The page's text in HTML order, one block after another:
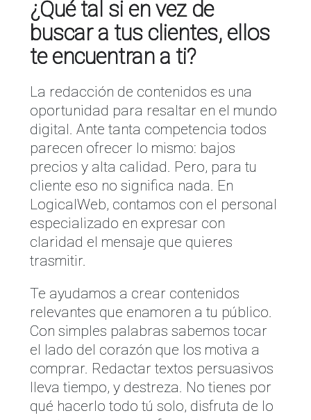
¿Qué tal si en vez de
buscar a tus clientes, ellos
te encuentran a ti?
La redacción de contenidos es una
oportunidad para resaltar en el mundo
digital. Ante tanta competencia todos
parecen ofrecer lo mismo: bajos
precios y alta calidad. Pero, para tu
cliente eso no significa nada. En
LogicalWeb, contamos con el personal
especializado en expresar con
claridad el mensaje que quieres
trasmitir.
Te ayudamos a crear contenidos
relevantes que enamoren a tu público.
Con simples palabras sabemos tocar
el lado del corazón que los motiva a
comprar. Redactar textos persuasivos
lleva tiempo, y destreza. No tienes por
qué hacerlo todo tú solo, disfruta de lo